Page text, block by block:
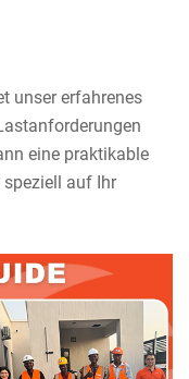
unser erfahrenes
eine praktikable
auf Ihr